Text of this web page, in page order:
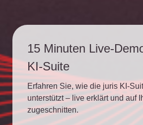
15 Minuten Live-
KI-Suite
Erfahren Sie, wie die juris KI-
unterstützt – live erklärt und auf
zugeschnitten.